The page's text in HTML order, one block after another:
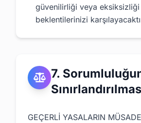
güvenilirliği veya eksiksizliği
beklentilerinizi
7.
GEÇERLİ YASALARIN